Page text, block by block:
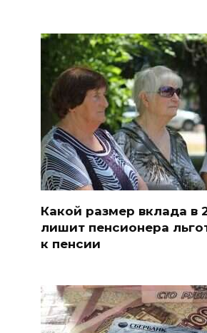
Какой размер вклада в
лишит пенсионера
к пенсии